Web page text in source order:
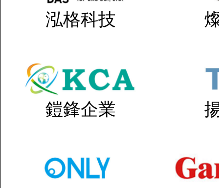
泓格科技
鎧鋒企業